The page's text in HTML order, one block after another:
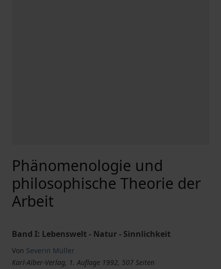
Phänomenologie und
philosophische Theorie der
Arbeit
Band I: Lebenswelt - Natur - Sinnlichkeit
Von Severin Müller
Karl-Alber-Verlag, 1. Auflage 1992, 507 Seiten